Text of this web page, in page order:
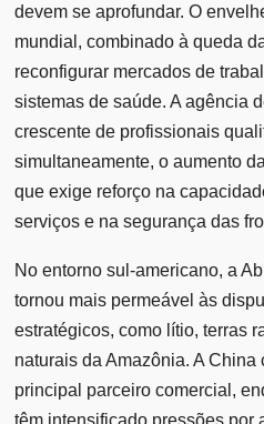
devem se aprofundar. O
mundial, combinado à queda
reconfigurar mercados de
sistemas de saúde. A agência
crescente de profissionais
simultaneamente, o aumento
que exige reforço na
serviços e na segurança das
No entorno sul-americano, a
tornou mais permeável às
estratégicos, como lítio, terras
naturais da Amazônia. A
principal parceiro comercial,